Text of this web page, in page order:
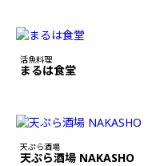
活魚料理
まるは食堂
天ぷら酒場
天ぷら酒場 NAKASHO